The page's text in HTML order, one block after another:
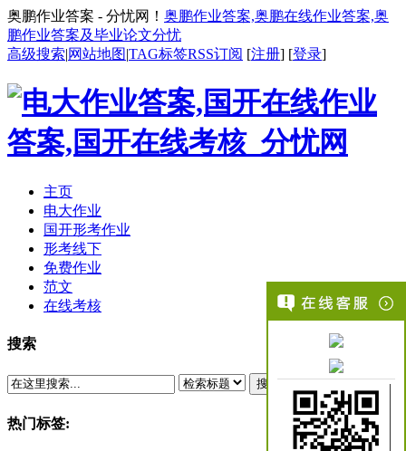
奥鹏作业答案 - 分忧网！ 奥鹏作业答案,奥鹏在线作业答案,奥
鹏作业答案及毕业论文分忧
高级搜索|网站地图|TAG标签RSS订阅 [注册] [登录]
主页
电大作业
国开形考作业
形考线下
免费作业
范文
在线考核
搜索
搜索
热门标签: